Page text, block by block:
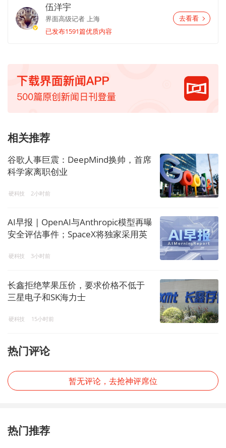
伍洋宇
界面高级记者 上海
已发布1591篇优质内容
去看看
相关推荐
谷歌人事巨震：DeepMind换帅，首席
科学家离职创业
硬科技 2小时前
AI早报 | OpenAI与Anthropic模型再曝
安全评估事件；SpaceX将独家采用英
心
硬科技 3小时前
长鑫拒绝苹果压价，要求价格不低于
三星电子和SK海力士
硬科技 15小时前
热门评论
暂无评论，去抢神评席位
热门推荐